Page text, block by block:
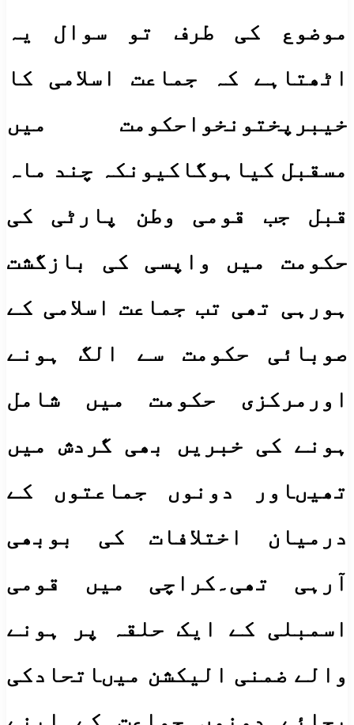
موضوع کی طرف تو سوال یہ
اٹھتاہے کہ جماعت اسلامی کا
خیبرپختونخواحکومت میں
مسقبل کیاہوگاکیونکہ چند ماہ
قبل جب قومی وطن پارٹی کی
حکومت میں واپسی کی بازگشت
ہورہی تھی تب جماعت اسلامی کے
صوبائی حکومت سے الگ ہونے
اورمرکزی حکومت میں شامل
ہونے کی خبریں بھی گردش میں
تھیںاور دونوں جماعتوں کے
درمیان اختلافات کی بوبھی
آرہی تھی۔کراچی میں قومی
اسمبلی کے ایک حلقہ پر ہونے
والے ضمنی الیکشن میںاتحادکی